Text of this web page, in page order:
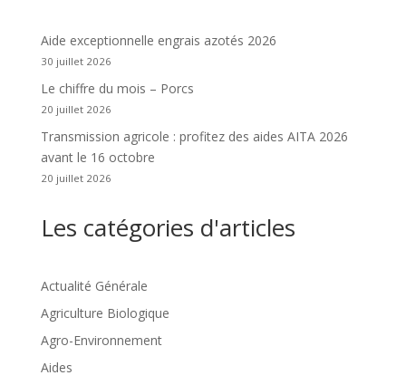
Aide exceptionnelle engrais azotés 2026
30 juillet 2026
Le chiffre du mois – Porcs
20 juillet 2026
Transmission agricole : profitez des aides AITA 2026
avant le 16 octobre
20 juillet 2026
Les catégories d'articles
Actualité Générale
Agriculture Biologique
Agro-Environnement
Aides